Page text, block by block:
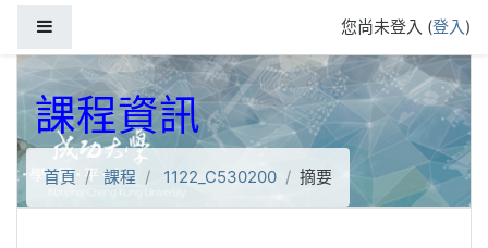
您尚未登入 (登入)
課程資訊
首頁 課程 1122_C530200 摘要